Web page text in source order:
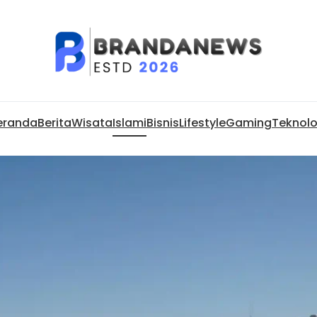
BeritaWisataIslamiBisnisLifestyleGaming